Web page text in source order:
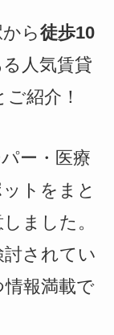
ら徒歩10
人気賃貸
紹介！
ー・医療
トをまと
ました。
されてい
報満載で